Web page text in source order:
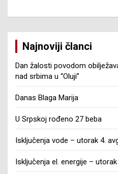
Najnoviji članci
Dan žalosti povodom
nad srbima u “Oluji”
Danas Blaga Marija
U Srpskoj rođeno 27 beba
Isključenja vode – utorak 4.
Isključenja el. energije –